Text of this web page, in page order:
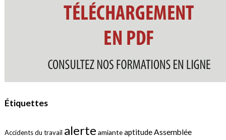
Étiquettes
Accidents du travail alerte amianteaptitudeAssemblée